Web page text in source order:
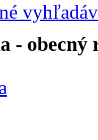
- obecný